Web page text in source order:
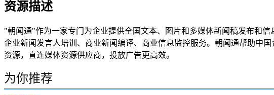
资源描述
"朝闻通"作为一家专门为企业提供全国文本、图片和多媒体新闻稿发布和
企业新闻发言人培训、商业新闻编译、商业信息监控服务。朝闻通帮助中
资源，直连媒体资源供应商，投放广告更高效。
为你推荐